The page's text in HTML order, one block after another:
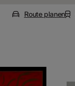
Route planen